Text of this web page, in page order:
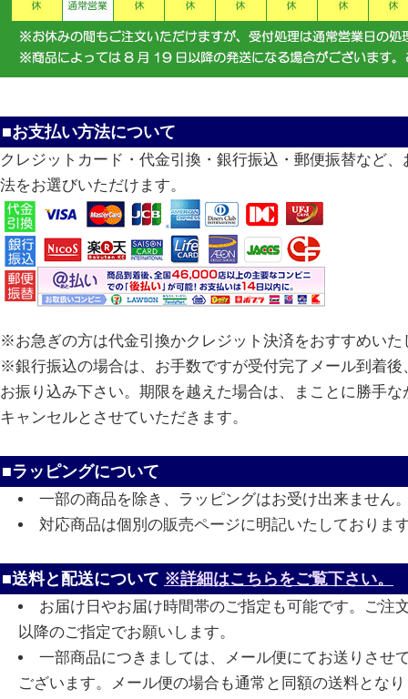
■お支払い方法について
クレジットカード・代金引換・銀行振込・郵便振替など
法をお選びいただけます。
※お急ぎの方は代金引換かクレジット決済をおすすめいた
※銀行振込の場合は、お手数ですが受付完了メール到着後
お振り込み下さい。期限を越えた場合は、まことに勝手な
キャンセルとさせていただきます。
■ラッピングについて
一部の商品を除き、ラッピングはお受け出来ません
対応商品は個別の販売ページに明記いたしておりま
■送料と配送について ※詳細はこちらをご覧下さい。
お届け日やお届け時間帯のご指定も可能です。ご注
以降のご指定でお願いします。
一部商品につきましては、メール便にてお送りさせ
ございます。メール便の場合も通常と同額の送料とな